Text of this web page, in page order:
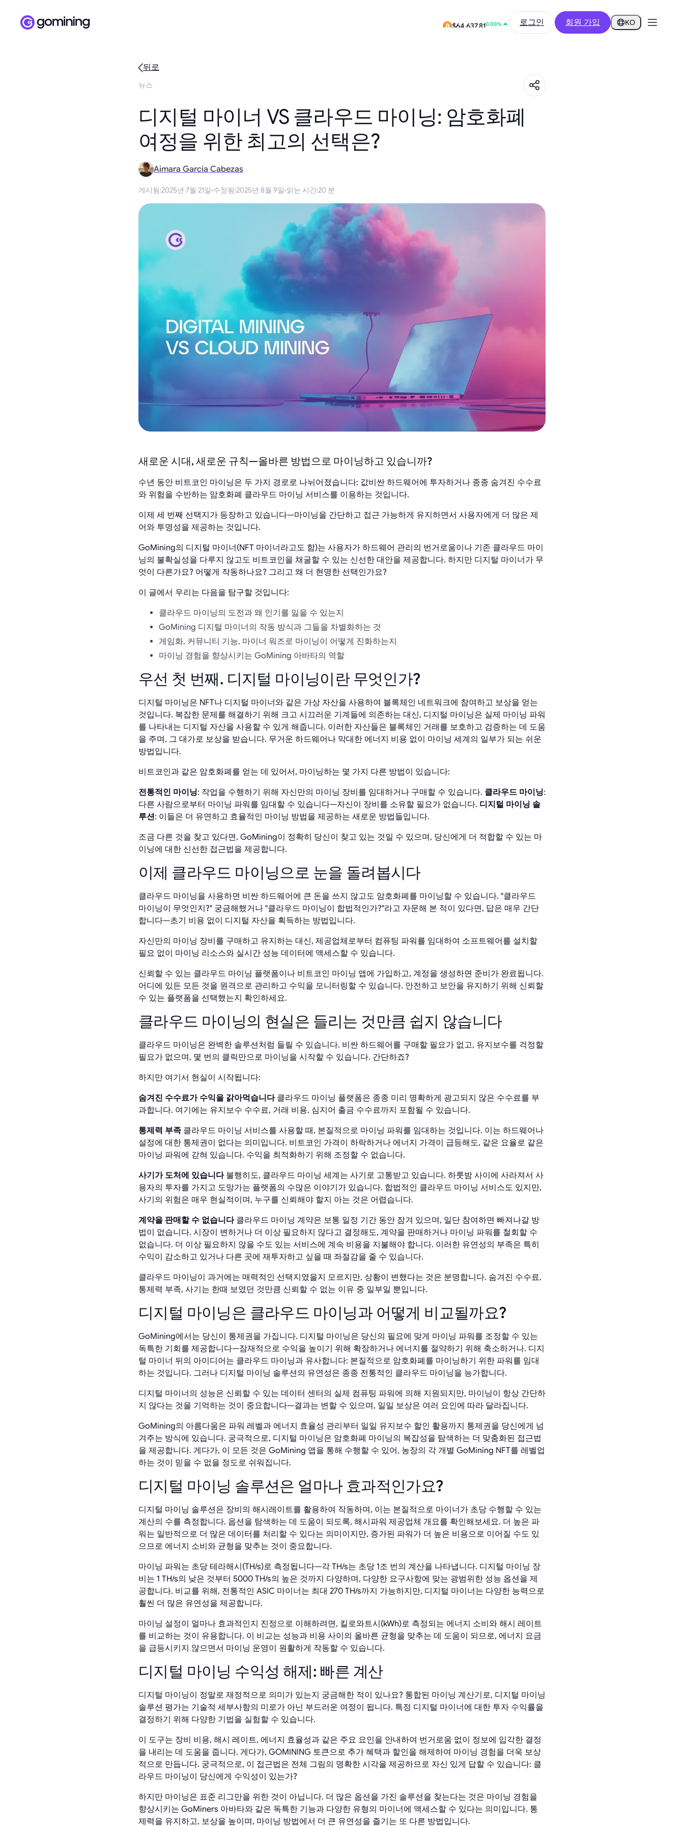
$0.2922 2.24% 로그인 회원 가입 KO
뒤로
뉴스
디지털 마이너 VS 클라우드 마이닝: 암호화폐
여정을 위한 최고의 선택은?
Aimara García Cabezas
게시됨:2025년 7월 21일·수정됨:2025년 8월 9일·읽는 시간:20 분
새로운 시대, 새로운 규칙—올바른 방법으로 마이닝하고 있습니까?
수년 동안 비트코인 마이닝은 두 가지 경로로 나뉘어졌습니다: 값비싼 하드웨어에 투자하거나 종종 숨겨진 수수료
와 위험을 수반하는 암호화폐 클라우드 마이닝 서비스를 이용하는 것입니다.
이제 세 번째 선택지가 등장하고 있습니다—마이닝을 간단하고 접근 가능하게 유지하면서 사용자에게 더 많은 제
어와 투명성을 제공하는 것입니다.
GoMining의 디지털 마이너(NFT 마이너라고도 함)는 사용자가 하드웨어 관리의 번거로움이나 기존 클라우드 마이
닝의 불확실성을 다루지 않고도 비트코인을 채굴할 수 있는 신선한 대안을 제공합니다. 하지만 디지털 마이너가 무
엇이 다른가요? 어떻게 작동하나요? 그리고 왜 더 현명한 선택인가요?
이 글에서 우리는 다음을 탐구할 것입니다:
클라우드 마이닝의 도전과 왜 인기를 잃을 수 있는지
GoMining 디지털 마이너의 작동 방식과 그들을 차별화하는 것
게임화, 커뮤니티 기능, 마이너 워즈로 마이닝이 어떻게 진화하는지
마이닝 경험을 향상시키는 GoMining 아바타의 역할
우선 첫 번째. 디지털 마이닝이란 무엇인가?
디지털 마이닝은 NFT나 디지털 마이너와 같은 가상 자산을 사용하여 블록체인 네트워크에 참여하고 보상을 얻는
것입니다. 복잡한 문제를 해결하기 위해 크고 시끄러운 기계들에 의존하는 대신, 디지털 마이닝은 실제 마이닝 파워
를 나타내는 디지털 자산을 사용할 수 있게 해줍니다. 이러한 자산들은 블록체인 거래를 보호하고 검증하는 데 도움
을 주며, 그 대가로 보상을 받습니다. 무거운 하드웨어나 막대한 에너지 비용 없이 마이닝 세계의 일부가 되는 쉬운
방법입니다.
비트코인과 같은 암호화폐를 얻는 데 있어서, 마이닝하는 몇 가지 다른 방법이 있습니다:
전통적인 마이닝: 작업을 수행하기 위해 자신만의 마이닝 장비를 임대하거나 구매할 수 있습니다. 클라우드 마이닝:
다른 사람으로부터 마이닝 파워를 임대할 수 있습니다—자신이 장비를 소유할 필요가 없습니다. 디지털 마이닝 솔
루션: 이들은 더 유연하고 효율적인 마이닝 방법을 제공하는 새로운 방법들입니다.
조금 다른 것을 찾고 있다면, GoMining이 정확히 당신이 찾고 있는 것일 수 있으며, 당신에게 더 적합할 수 있는 마
이닝에 대한 신선한 접근법을 제공합니다.
이제 클라우드 마이닝으로 눈을 돌려봅시다
클라우드 마이닝을 사용하면 비싼 하드웨어에 큰 돈을 쓰지 않고도 암호화폐를 마이닝할 수 있습니다. "클라우드
마이닝이 무엇인지?" 궁금해했거나 "클라우드 마이닝이 합법적인가?"라고 자문해 본 적이 있다면, 답은 매우 간단
합니다—초기 비용 없이 디지털 자산을 획득하는 방법입니다.
자신만의 마이닝 장비를 구매하고 유지하는 대신, 제공업체로부터 컴퓨팅 파워를 임대하여 소프트웨어를 설치할
필요 없이 마이닝 리소스와 실시간 성능 데이터에 액세스할 수 있습니다.
신뢰할 수 있는 클라우드 마이닝 플랫폼이나 비트코인 마이닝 앱에 가입하고, 계정을 생성하면 준비가 완료됩니다.
어디에 있든 모든 것을 원격으로 관리하고 수익을 모니터링할 수 있습니다. 안전하고 보안을 유지하기 위해 신뢰할
수 있는 플랫폼을 선택했는지 확인하세요.
클라우드 마이닝의 현실은 들리는 것만큼 쉽지 않습니다
클라우드 마이닝은 완벽한 솔루션처럼 들릴 수 있습니다. 비싼 하드웨어를 구매할 필요가 없고, 유지보수를 걱정할
필요가 없으며, 몇 번의 클릭만으로 마이닝을 시작할 수 있습니다. 간단하죠?
하지만 여기서 현실이 시작됩니다:
숨겨진 수수료가 수익을 갉아먹습니다클라우드 마이닝 플랫폼은 종종 미리 명확하게 광고되지 않은 수수료를 부
과합니다. 여기에는 유지보수 수수료, 거래 비용, 심지어 출금 수수료까지 포함될 수 있습니다.
통제력 부족 클라우드 마이닝 서비스를 사용할 때, 본질적으로 마이닝 파워를 임대하는 것입니다. 이는 하드웨어나
설정에 대한 통제권이 없다는 의미입니다. 비트코인 가격이 하락하거나 에너지 가격이 급등해도, 같은 요율로 같은
마이닝 파워에 갇혀 있습니다. 수익을 최적화하기 위해 조정할 수 없습니다.
사기가 도처에 있습니다불행히도, 클라우드 마이닝 세계는 사기로 고통받고 있습니다. 하룻밤 사이에 사라져서 사
용자의 투자를 가지고 도망가는 플랫폼의 수많은 이야기가 있습니다. 합법적인 클라우드 마이닝 서비스도 있지만,
사기의 위험은 매우 현실적이며, 누구를 신뢰해야 할지 아는 것은 어렵습니다.
계약을 판매할 수 없습니다클라우드 마이닝 계약은 보통 일정 기간 동안 잠겨 있으며, 일단 참여하면 빠져나갈 방
법이 없습니다. 시장이 변하거나 더 이상 필요하지 않다고 결정해도, 계약을 판매하거나 마이닝 파워를 철회할 수
없습니다. 더 이상 필요하지 않을 수도 있는 서비스에 계속 비용을 지불해야 합니다. 이러한 유연성의 부족은 특히
수익이 감소하고 있거나 다른 곳에 재투자하고 싶을 때 좌절감을 줄 수 있습니다.
클라우드 마이닝이 과거에는 매력적인 선택지였을지 모르지만, 상황이 변했다는 것은 분명합니다. 숨겨진 수수료,
통제력 부족, 사기는 한때 보였던 것만큼 신뢰할 수 없는 이유 중 일부일 뿐입니다.
디지털 마이닝은 클라우드 마이닝과 어떻게 비교될까요?
GoMining에서는 당신이 통제권을 가집니다. 디지털 마이닝은 당신의 필요에 맞게 마이닝 파워를 조정할 수 있는
독특한 기회를 제공합니다—잠재적으로 수익을 높이기 위해 확장하거나 에너지를 절약하기 위해 축소하거나. 디지
털 마이너 뒤의 아이디어는 클라우드 마이닝과 유사합니다: 본질적으로 암호화폐를 마이닝하기 위한 파워를 임대
하는 것입니다. 그러나 디지털 마이닝 솔루션의 유연성은 종종 전통적인 클라우드 마이닝을 능가합니다.
디지털 마이너의 성능은 신뢰할 수 있는 데이터 센터의 실제 컴퓨팅 파워에 의해 지원되지만, 마이닝이 항상 간단하
지 않다는 것을 기억하는 것이 중요합니다—결과는 변할 수 있으며, 일일 보상은 여러 요인에 따라 달라집니다.
GoMining의 아름다움은 파워 레벨과 에너지 효율성 관리부터 일일 유지보수 할인 활용까지 통제권을 당신에게 넘
겨주는 방식에 있습니다. 궁극적으로, 디지털 마이닝은 암호화폐 마이닝의 복잡성을 탐색하는 더 맞춤화된 접근법
을 제공합니다. 게다가, 이 모든 것은 GoMining 앱을 통해 수행할 수 있어, 농장의 각 개별 GoMining NFT를 레벨업
하는 것이 믿을 수 없을 정도로 쉬워집니다.
디지털 마이닝 솔루션은 얼마나 효과적인가요?
디지털 마이닝 솔루션은 장비의 해시레이트를 활용하여 작동하며, 이는 본질적으로 마이너가 초당 수행할 수 있는
계산의 수를 측정합니다. 옵션을 탐색하는 데 도움이 되도록, 해시파워 제공업체 개요를 확인해보세요. 더 높은 파
워는 일반적으로 더 많은 데이터를 처리할 수 있다는 의미이지만, 증가된 파워가 더 높은 비용으로 이어질 수도 있
으므로 에너지 소비와 균형을 맞추는 것이 중요합니다.
마이닝 파워는 초당 테라해시(TH/s)로 측정됩니다—각 TH/s는 초당 1조 번의 계산을 나타냅니다. 디지털 마이닝 장
비는 1 TH/s의 낮은 것부터 5000 TH/s의 높은 것까지 다양하며, 다양한 요구사항에 맞는 광범위한 성능 옵션을 제
공합니다. 비교를 위해, 전통적인 ASIC 마이너는 최대 270 TH/s까지 가능하지만, 디지털 마이너는 다양한 능력으로
훨씬 더 많은 유연성을 제공합니다.
마이닝 설정이 얼마나 효과적인지 진정으로 이해하려면, 킬로와트시(kWh)로 측정되는 에너지 소비와 해시 레이트
를 비교하는 것이 유용합니다. 이 비교는 성능과 비용 사이의 올바른 균형을 맞추는 데 도움이 되므로, 에너지 요금
을 급등시키지 않으면서 마이닝 운영이 원활하게 작동할 수 있습니다.
디지털 마이닝 수익성 해제: 빠른 계산
디지털 마이닝이 정말로 재정적으로 의미가 있는지 궁금해한 적이 있나요? 통합된 마이닝 계산기로, 디지털 마이닝
솔루션 평가는 기술적 세부사항의 미로가 아닌 부드러운 여정이 됩니다. 특정 디지털 마이너에 대한 투자 수익률을
결정하기 위해 다양한 기법을 실험할 수 있습니다.
이 도구는 장비 비용, 해시 레이트, 에너지 효율성과 같은 주요 요인을 안내하여 번거로움 없이 정보에 입각한 결정
을 내리는 데 도움을 줍니다. 게다가, GOMINING 토큰으로 추가 혜택과 할인을 해제하여 마이닝 경험을 더욱 보상
적으로 만듭니다. 궁극적으로, 이 접근법은 전체 그림의 명확한 시각을 제공하므로 자신 있게 답할 수 있습니다: 클
라우드 마이닝이 당신에게 수익성이 있는가?
하지만 마이닝은 표준 리그만을 위한 것이 아닙니다. 더 많은 옵션을 가진 솔루션을 찾는다는 것은 마이닝 경험을
향상시키는 GoMiners 아바타와 같은 독특한 기능과 다양한 유형의 마이너에 액세스할 수 있다는 의미입니다. 통
제력을 유지하고, 보상을 높이며, 마이닝 방법에서 더 큰 유연성을 즐기는 또 다른 방법입니다.